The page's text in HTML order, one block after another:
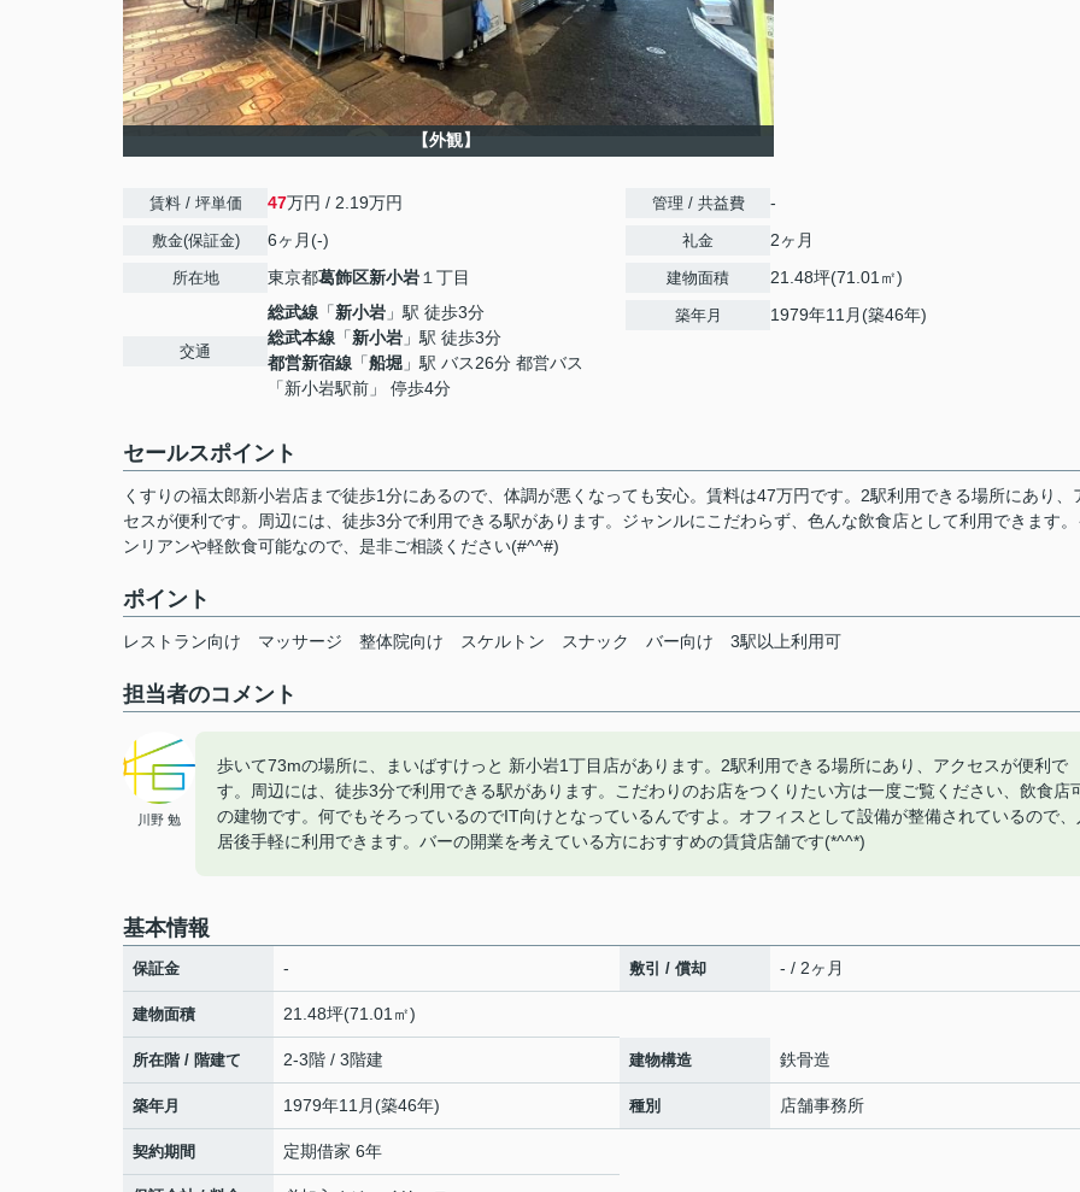
【外観】
賃料 / 坪単価 47万円 / 2.19万円
敷金(保証金) 6ヶ月(-)
所在地 東京都葛飾区新小岩 １丁目
交通
総武線 「新小岩 」駅 徒歩3分
総武本線 「新小岩 」駅 徒歩3分
都営新宿線 「船堀 」駅 バス26分 都営バス
「新小岩駅前」 停歩4分
管理 / 共益費 -
礼金 2ヶ月
建物面積 21.48坪(71.01㎡)
築年月 1979年11月(築46年)
セールスポイント
くすりの福太郎新小岩店まで徒歩1分にあるので、体調が悪くなっても安心。賃料は47万円です。2駅利用できる場所にあり、
セスが便利です。周辺には、徒歩3分で利用できる駅があります。ジャンルにこだわらず、色んな飲食店として利用できます。
ンリアンや軽飲食可能なので、是非ご相談ください(#^^#)
ポイント
レストラン向け マッサージ 整体院向け スケルトン スナック バー向け 3駅以上利用可
担当者のコメント
川野 勉
歩いて73mの場所に、まいばすけっと 新小岩1丁目店があります。2駅利用できる場所にあり、アクセスが便利で
す。周辺には、徒歩3分で利用できる駅があります。こだわりのお店をつくりたい方は一度ご覧ください、飲食店
の建物です。何でもそろっているのでIT向けとなっているんですよ。オフィスとして設備が整備されているので、
居後手軽に利用できます。バーの開業を考えている方におすすめの賃貸店舗です(*^^*)
基本情報
保証金 - 敷引 / 償却 - / 2ヶ月
建物面積 21.48坪(71.01㎡)
所在階 / 階建て 2-3階 / 3階建 建物構造 鉄骨造
築年月 1979年11月(築46年) 種別 店舗事務所
契約期間 定期借家 6年